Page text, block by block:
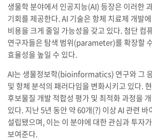
생물학 분야에서 인공지능(AI) 등장은 이러한
기회를 제공한다. AI 기술은 항체 치료제 개발
비용을 크게 줄일 가능성을 갖고 있다. 첨단 컴
연구자들은 탐색 범위(parameter)를 확장할
효율성을 높일 수 있다.
AI는 생물정보학(bioinformatics) 연구와 그
및 항체 분석의 패러다임을 변화시키고 있다.
후보물질 개발 적합성 평가 및 최적화 과정을
있다. 지난 5년 동안 약 60개(?) 이상 AI 관련 바
설립됐으며, 이는 이 분야에 대한 관심과 투자
보여준다.